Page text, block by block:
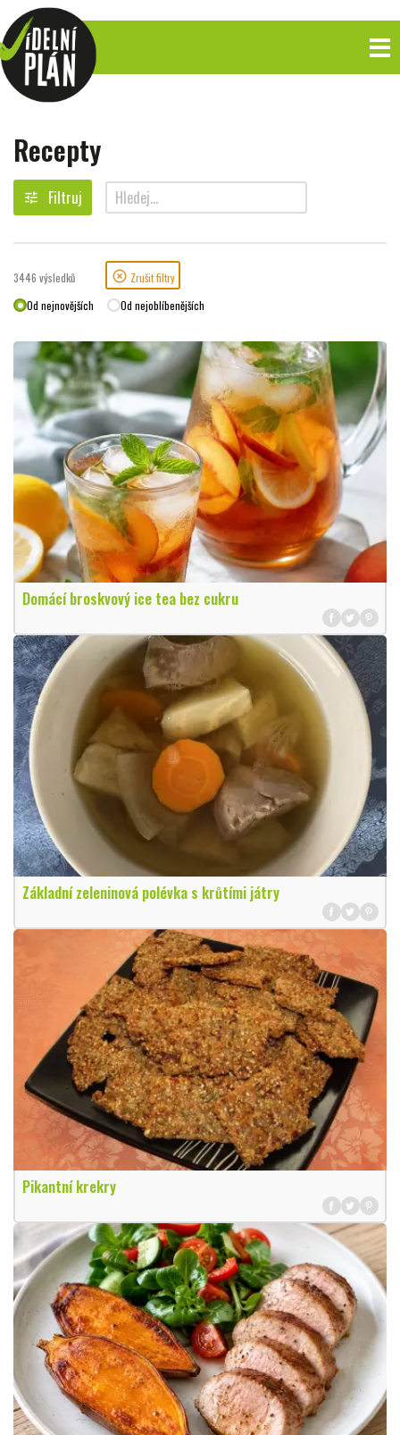
Recepty
tune Filtruj
3446 výsledků highlight_off Zrušit filtry
Od nejnovějších
Od nejoblíbenějších
Domácí broskvový ice tea bez cukru
Základní zeleninová polévka s krůtími játry
Pikantní krekry